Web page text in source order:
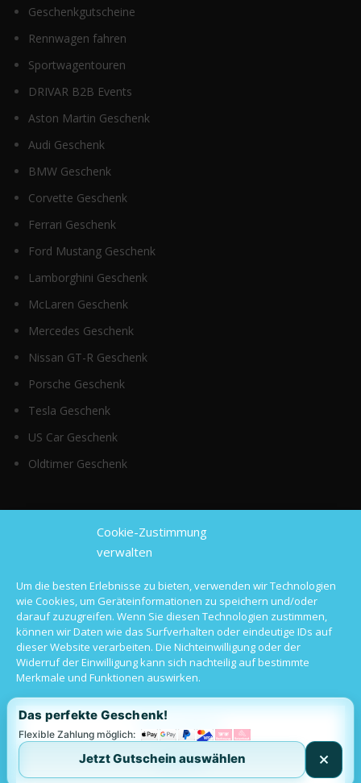
Cookie-Zustimmung
verwalten
Um die besten Erlebnisse zu bieten, verwenden wir Technologien
wie Cookies, um Geräteinformationen zu speichern und/oder
darauf zuzugreifen. Wenn Sie diesen Technologien zustimmen,
können wir Daten wie das Surfverhalten oder eindeutige IDs auf
dieser Website verarbeiten. Die Nichteinwilligung oder der
Widerruf der Einwilligung kann sich nachteilig auf bestimmte
Merkmale und Funktionen auswirken.
Alle akzeptieren
Ablehnen
Geschenkgutscheine
Rennwagen fahren
Sportwagentouren
DRIVAR B2B Events
Aston Martin Geschenk
Audi Geschenk
BMW Geschenk
Corvette Geschenk
Ferrari Geschenk
Ford Mustang Geschenk
Lamborghini Geschenk
McLaren Geschenk
Mercedes Geschenk
Nissan GT-R Geschenk
Porsche Geschenk
Tesla Geschenk
US Car Geschenk
Oldtimer Geschenk
Top Kategorien
Sportwagen mieten
Luxusauto mieten
Hochzeitsauto mieten
Oldtimer mieten
Das perfekte Geschenk!
Flexible Zahlung möglich:
Jetzt Gutschein auswählen